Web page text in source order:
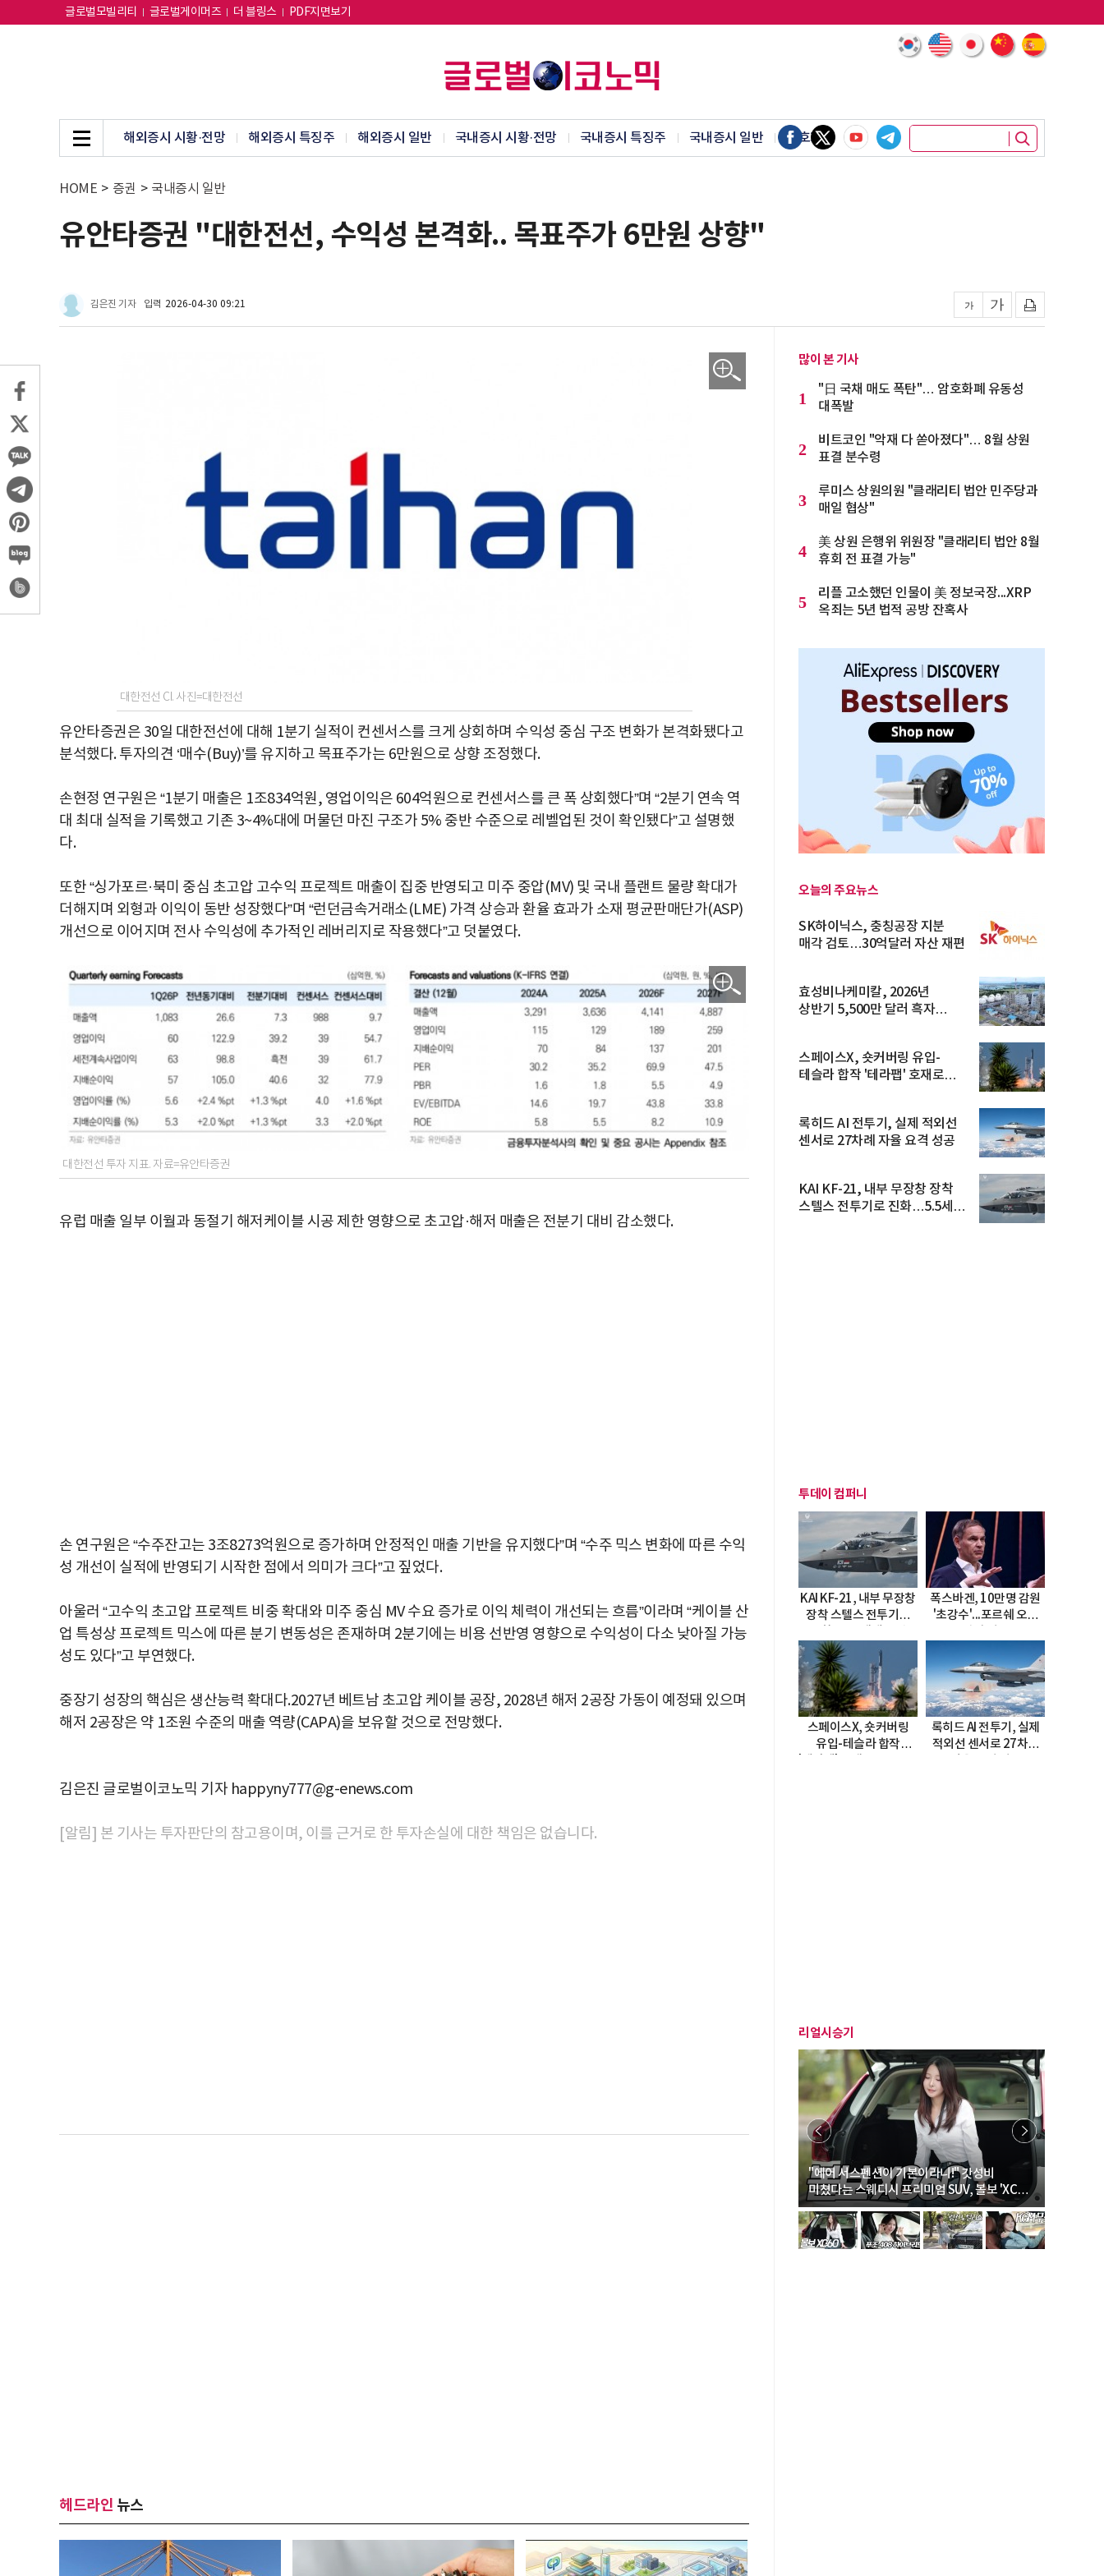
글로벌모빌리티 글로벌게이머즈 더 블링스 PDF지면보기
해외증시 시황·전망 해외증시 특징주 해외증시 일반 국내증시 시황·전망 국내증시 특징주 국내증시 일반 암호화폐
HOME > 증권 > 국내증시 일반
유안타증권 "대한전선, 수익성 본격화.. 목표주가 6만원 상향"
김은진 기자 입력 2026-04-30 09:21
대한전선 CI. 사진=대한전선
유안타증권은 30일 대한전선에 대해 1분기 실적이 컨센서스를 크게 상회하며 수익성 중심 구조 변화가 본격화됐다고
분석했다. 투자의견 ‘매수(Buy)’를 유지하고 목표주가는 6만원으로 상향 조정했다.
손현정 연구원은 “1분기 매출은 1조834억원, 영업이익은 604억원으로 컨센서스를 큰 폭 상회했다”며 “2분기 연속 역
대 최대 실적을 기록했고 기존 3~4%대에 머물던 마진 구조가 5% 중반 수준으로 레벨업된 것이 확인됐다”고 설명했
다.
또한 “싱가포르·북미 중심 초고압 고수익 프로젝트 매출이 집중 반영되고 미주 중압(MV) 및 국내 플랜트 물량 확대가
더해지며 외형과 이익이 동반 성장했다”며 “런던금속거래소(LME) 가격 상승과 환율 효과가 소재 평균판매단가(ASP)
개선으로 이어지며 전사 수익성에 추가적인 레버리지로 작용했다”고 덧붙였다.
대한전선 투자 지표. 자료=유안타증권
유럽 매출 일부 이월과 동절기 해저케이블 시공 제한 영향으로 초고압·해저 매출은 전분기 대비 감소했다.
손 연구원은 “수주잔고는 3조8273억원으로 증가하며 안정적인 매출 기반을 유지했다”며 “수주 믹스 변화에 따른 수익
성 개선이 실적에 반영되기 시작한 점에서 의미가 크다”고 짚었다.
아울러 “고수익 초고압 프로젝트 비중 확대와 미주 중심 MV 수요 증가로 이익 체력이 개선되는 흐름”이라며 “케이블 산
업 특성상 프로젝트 믹스에 따른 분기 변동성은 존재하며 2분기에는 비용 선반영 영향으로 수익성이 다소 낮아질 가능
성도 있다”고 부연했다.
중장기 성장의 핵심은 생산능력 확대다.2027년 베트남 초고압 케이블 공장, 2028년 해저 2공장 가동이 예정돼 있으며
해저 2공장은 약 1조원 수준의 매출 역량(CAPA)을 보유할 것으로 전망했다.
김은진 글로벌이코노믹 기자 happyny777@g-enews.com
[알림] 본 기사는 투자판단의 참고용이며, 이를 근거로 한 투자손실에 대한 책임은 없습니다.
헤드라인 뉴스
많이 본 기사
1
"日 국채 매도 폭탄"… 암호화폐 유동성
대폭발
2
비트코인 "악재 다 쏟아졌다"… 8월 상원
표결 분수령
3
루미스 상원의원 "클래리티 법안 민주당과
매일 협상"
4
美 상원 은행위 위원장 "클래리티 법안 8월
휴회 전 표결 가능"
5
리플 고소했던 인물이 美 정보국장...XRP
옥죄는 5년 법적 공방 잔혹사
오늘의 주요뉴스
SK하이닉스, 충칭공장 지분
매각 검토…30억달러 자산 재편
효성비나케미칼, 2026년
상반기 5,500만 달러 흑자
스페이스X, 숏커버링 유입-
테슬라 합작 '테라팹' 호재로
록히드 AI 전투기, 실제 적외선
센서로 27차례 자율 요격 성공
KAI KF-21, 내부 무장창 장착
스텔스 전투기로 진화…5.5세대
투데이 컴퍼니
KAI KF-21, 내부 무장창
장착 스텔스 전투기로
폭스바겐, 10만명 감원
'초강수'...포르쉐 오너
스페이스X, 숏커버링
유입-테슬라 합작
록히드 AI 전투기, 실제
적외선 센서로 27차례
리얼시승기
"에어 서스펜션이 기본이라니!" 갓성비
미쳤다는 스웨디시 프리미엄 SUV, 볼보 'XC60
B5 울트라'